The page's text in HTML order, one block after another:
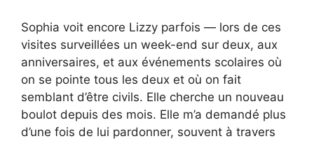
Sophia voit encore Lizzy parfois — lors de ces
visites surveillées un week-end sur deux, aux
anniversaires, et aux événements scolaires où
on se pointe tous les deux et où on fait
semblant d’être civils. Elle cherche un nouveau
boulot depuis des mois. Elle m’a demandé plus
d’une fois de lui pardonner, souvent à travers